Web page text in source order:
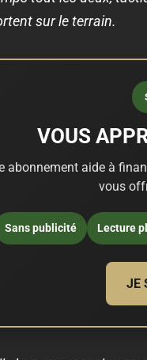
sur le terrain.
VOUS
abonnement aide à
vous
Sans publicité Lecture
JE